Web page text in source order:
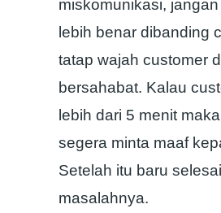
miskomunikasi,
lebih benar dibanding
tatap wajah customer
bersahabat. Kalau
lebih dari 5 menit
segera minta maaf
Setelah itu baru
masalahnya.